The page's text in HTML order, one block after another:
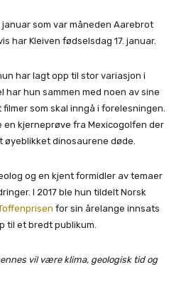
som var måneden Aarebrot
har Kleiven fødselsdag 17. januar.
har lagt opp til stor variasjon i
har hun sammen med noen av sine
som skal inngå i forelesningen.
en kjerneprøve fra Mexicogolfen der
øyeblikket dinosaurene døde.
og en kjent formidler av temaer
I 2017 ble hun tildelt Norsk
for sin årelange innsats
til et bredt publikum.
vil være klima, geologisk tid og